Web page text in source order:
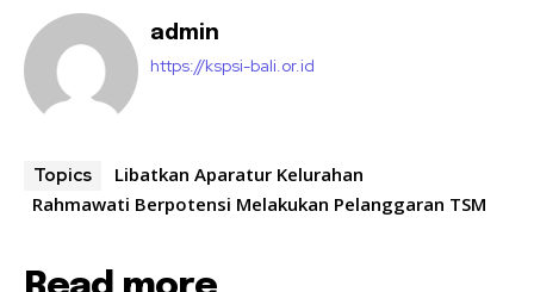
admin
https://kspsi-bali.or.id
Topics
Libatkan Aparatur Kelurahan
Rahmawati Berpotensi Melakukan Pelanggaran TSM